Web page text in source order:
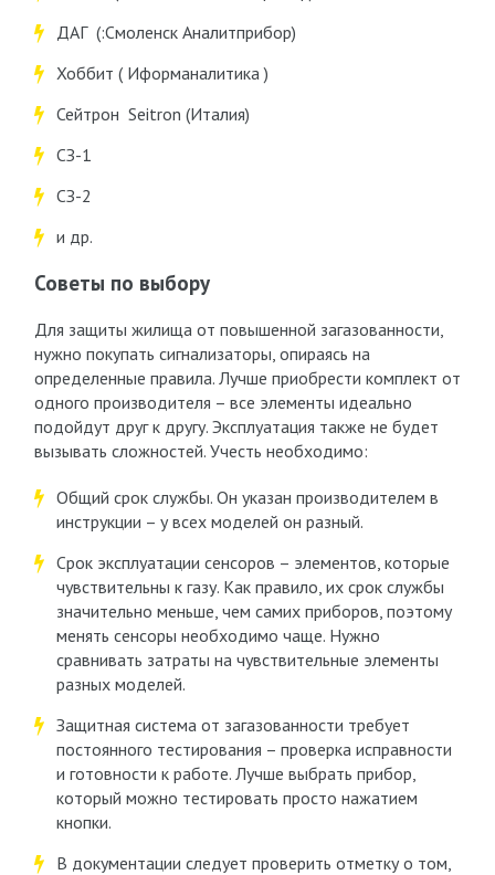
ДАГ (:Смоленск Аналитприбор)
Хоббит ( Иформаналитика )
Сейтрон Seitron (Италия)
СЗ-1
СЗ-2
и др.
Советы по выбору
Для защиты жилища от повышенной загазованности,
нужно покупать сигнализаторы, опираясь на
определенные правила. Лучше приобрести комплект от
одного производителя – все элементы идеально
подойдут друг к другу. Эксплуатация также не будет
вызывать сложностей. Учесть необходимо:
Общий срок службы. Он указан производителем в
инструкции – у всех моделей он разный.
Срок эксплуатации сенсоров – элементов, которые
чувствительны к газу. Как правило, их срок службы
значительно меньше, чем самих приборов, поэтому
менять сенсоры необходимо чаще. Нужно
сравнивать затраты на чувствительные элементы
разных моделей.
Защитная система от загазованности требует
постоянного тестирования – проверка исправности
и готовности к работе. Лучше выбрать прибор,
который можно тестировать просто нажатием
кнопки.
В документации следует проверить отметку о том,